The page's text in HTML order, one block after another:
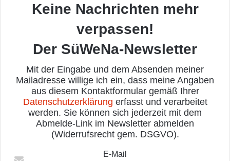
Keine Nachrichten mehr
verpassen!
Der SüWeNa-Newsletter
Mit der Eingabe und dem Absenden meiner
Mailadresse willige ich ein, dass meine Angaben
aus diesem Kontaktformular gemäß Ihrer
Datenschutzerklärung erfasst und verarbeitet
werden. Sie können sich jederzeit mit dem
Abmelde-Link im Newsletter abmelden
(Widerrufsrecht gem. DSGVO).
E-Mail